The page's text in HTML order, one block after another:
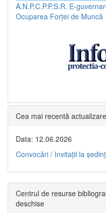
A.N.P.C.P.P.S.R. E-
Ocuparea Forței de Muncă
Cea mai recentă
Data: 12.06.2026
Convocări / Invitaţii la
Centrul de resurse
deschise